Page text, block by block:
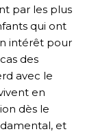
par les plus
qui ont
intérêt pour
des
avec le
en
dès le
et